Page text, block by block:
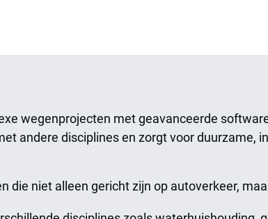
wegenprojecten met geavanceerde
andere disciplines en zorgt voor duurzame,
die niet alleen gericht zijn op autoverkeer,